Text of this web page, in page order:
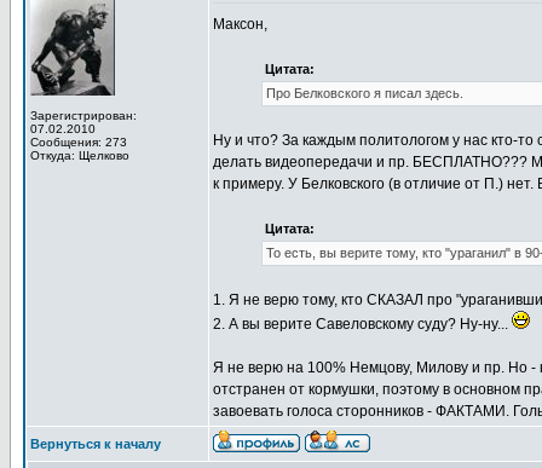
Зарегистрирован:
07.02.2010
Сообщения: 273
Откуда: Щелково
Максон,
Цитата:
Про Белковского я писал здесь.
Ну и что? За каждым политологом у нас кто-
делать видеопередачи и пр. БЕСПЛАТНО???
к примеру. У Белковского (в отличие от П.)
Цитата:
То есть, вы верите тому, кто "ураганил" в
1. Я не верю тому, кто СКАЗАЛ про
2. А вы верите Савеловскому суду? Ну-ну...
Я не верю на 100% Немцову, Милову и пр. Но
отстранен от кормушки, поэтому в основном
завоевать голоса сторонников - ФАКТАМИ.
Вернуться к началу